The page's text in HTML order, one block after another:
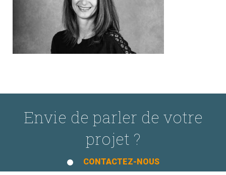
Envie de parler de votre
projet ?
CONTACTEZ-NOUS